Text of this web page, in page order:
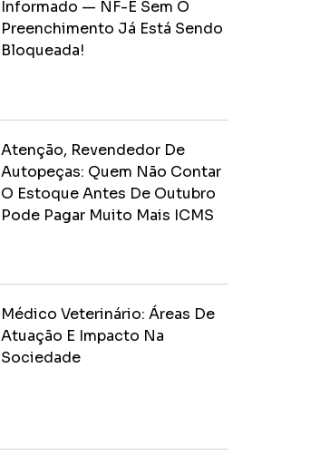
Informado — NF-E Sem O
Preenchimento Já Está Sendo
Bloqueada!
Atenção, Revendedor De
Autopeças: Quem Não Contar
O Estoque Antes De Outubro
Pode Pagar Muito Mais ICMS
Médico Veterinário: Áreas De
Atuação E Impacto Na
Sociedade